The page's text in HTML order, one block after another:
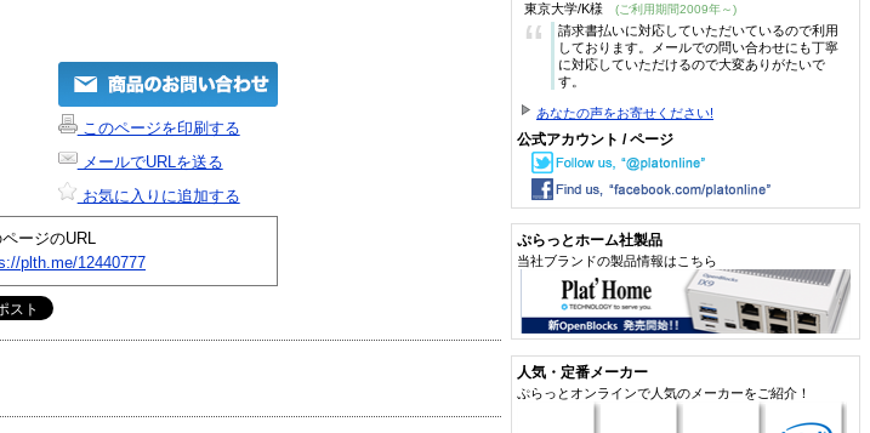
このページを印刷する
メールでURLを送る
お気に入りに追加する
ージのURL
plth.me/12440777
東京大学/K様 (ご利用期間2009年～)
“
請求書払いに対応していただいているので利用
しております。メールでの問い合わせにも丁寧
に対応していただけるので大変ありがたいで
す。
あなたの声をお寄せください!
公式アカウント / ページ
ぷらっとホーム社製品
当社ブランドの製品情報はこちら
人気・定番メーカー
ぷらっとオンラインで人気のメーカーをご紹介！